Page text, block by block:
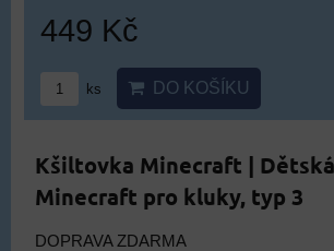
449 Kč
ks DO KOŠÍKU
Kšiltovka Minecraft |
Minecraft pro kluky, typ 3
DOPRAVA ZDARMA